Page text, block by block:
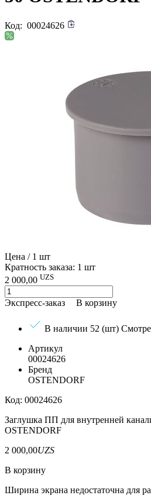
Код: 00024626
Цена / 1 шт
Кратность заказа: 1 шт
2 000,00 UZS
Экспресс-заказ В корзину
В наличии 52 (шт)
Артикул
00024626
Бренд
OSTENDORF
Код: 00024626
Заглушка ПП для внутренней
OSTENDORF
2 000,00UZS
В корзину
Ширина экрана недостаточна для